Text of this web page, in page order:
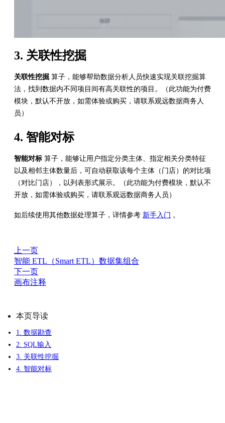
3. 关联性挖掘
关联性挖掘 算子，能够帮助数据分析人员快速实现关联挖掘算
法，找到数据内不同项目间有高关联性的项目。（此功能为付费
模块，默认不开放，如需体验或购买，请联系观远数据商务人
员）
4. 智能对标
智能对标 算子，能够让用户指定分类主体、指定相关分类特征
以及相邻主体数量后，可自动获取该每个主体（门店）的对比项
（对比门店），以列表形式展示。（此功能为付费模块，默认不
开放，如需体验或购买，请联系观远数据商务人员）
如后续使用其他数据处理算子，详情参考 新手入门 。
上一页
智能 ETL（Smart ETL）数据集组合
下一页
画布注释
本页导读
1. 数据勘查
2. SQL输入
3. 关联性挖掘
4. 智能对标